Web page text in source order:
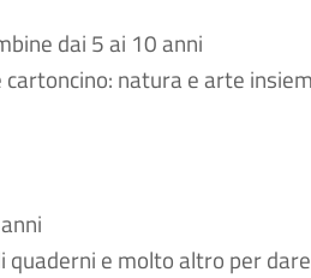
dai 5 ai 10 anni
cartoncino: natura e arte
e molto altro per